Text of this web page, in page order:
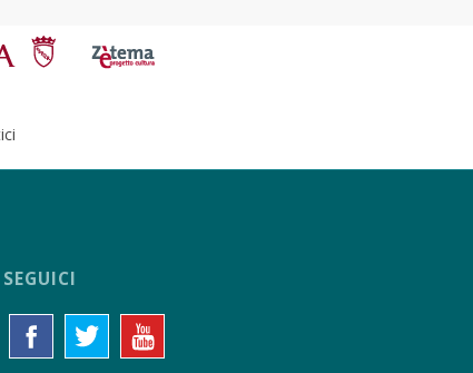
SEGUICI